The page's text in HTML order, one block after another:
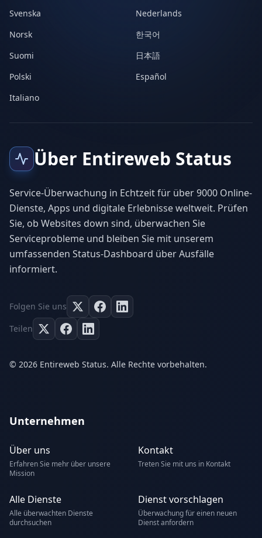
Svenska
Nederlands
Norsk
한국어
Suomi
日本語
Polski
Español
Italiano
Über Entireweb Status
Service-Überwachung in Echtzeit für über 9000 Online-
Dienste, Apps und digitale Erlebnisse weltweit. Prüfen
Sie, ob Websites down sind, überwachen Sie
Serviceprobleme und bleiben Sie mit unserem
umfassenden Status-Dashboard über Ausfälle
informiert.
Folgen Sie uns
Teilen
© 2026 Entireweb Status. Alle Rechte vorbehalten.
Unternehmen
Über uns
Erfahren Sie mehr über unsere
Mission
Kontakt
Treten Sie mit uns in Kontakt
Alle Dienste
Alle überwachten Dienste
durchsuchen
Dienst vorschlagen
Überwachung für einen neuen
Dienst anfordern